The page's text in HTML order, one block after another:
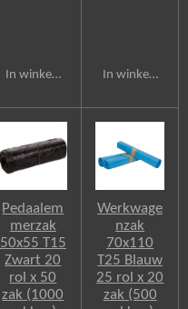
In winkelwagen In winkelwagen
Pedaalem
merzak
50x55 T15
Zwart 20
rol x 50
zak (1000
Werkwage
nzak
70x110
T25 Blauw
25 rol x 20
zak (500